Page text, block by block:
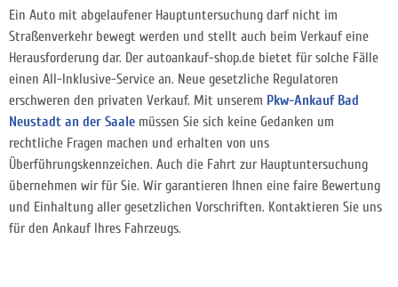
Ein Auto mit abgelaufener Hauptuntersuchung darf nicht im
Straßenverkehr bewegt werden und stellt auch beim Verkauf eine
Herausforderung dar. Der autoankauf-shop.de bietet für solche Fälle
einen All-Inklusive-Service an. Neue gesetzliche Regulatoren
erschweren den privaten Verkauf. Mit unserem Pkw-Ankauf Bad
Neustadt an der Saale müssen Sie sich keine Gedanken um
rechtliche Fragen machen und erhalten von uns
Überführungskennzeichen. Auch die Fahrt zur Hauptuntersuchung
übernehmen wir für Sie. Wir garantieren Ihnen eine faire Bewertung
und Einhaltung aller gesetzlichen Vorschriften. Kontaktieren Sie uns
für den Ankauf Ihres Fahrzeugs.